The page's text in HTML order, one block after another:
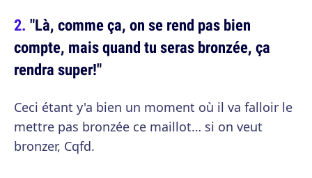
"Là, comme ça, on se rend pas bien
compte, mais quand tu seras bronzée, ça
rendra super!"
Ceci étant y'a bien un moment où il va falloir le
mettre pas bronzée ce maillot… si on veut
bronzer, Cqfd.